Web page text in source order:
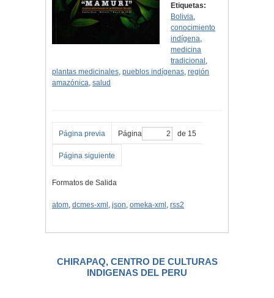
Etiquetas:
Bolivia,
conocimiento
indígena,
medicina
tradicional ,
plantas medicinales, pueblos indígenas, región
amazónica, salud
Página previa Página de 15
Página siguiente
Formatos de Salida
atom, dcmes-xml , json, omeka-xml , rss2
CHIRAPAQ, CENTRO DE CULTURAS
INDIGENAS DEL PERU